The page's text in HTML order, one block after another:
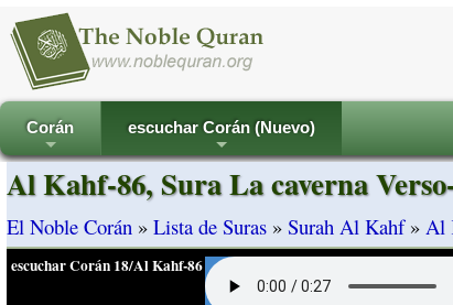
+
Corán
+
escuchar Corán (Nuevo)
Al Kahf-86, Sura La caverna
El Noble Corán » Lista de Suras » Surah Al Kahf» Al
escuchar Corán 18/Al Kahf-86